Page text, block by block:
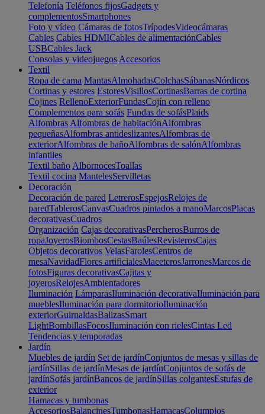
Telefonía Teléfonos fijosGadgets y
complementosSmartphones
Foto y vídeo Cámaras de fotosTrípodesVideocámaras
Cables Cables HDMICables de alimentaciónCables
USBCables Jack
Consolas y videojuegos Accesorios
Textil
Ropa de cama MantasAlmohadasColchasSábanasNórdicos
Cortinas y estores EstoresVisillosCortinasBarras de cortina
Cojines RellenoExteriorFundasCojín con relleno
Complementos para sofás Fundas de sofásPlaids
Alfombras Alfombras de habitaciónAlfombras
pequeñasAlfombras antideslizantesAlfombras de
exteriorAlfombras de bañoAlfombras de salónAlfombras
infantiles
Textil baño AlbornocesToallas
Textil cocina MantelesServilletas
Decoración
Decoración de pared LetrerosEspejosRelojes de
paredTablerosCanvasCuadros pintados a manoMarcosPlacas
decorativasCuadros
Organización Cajas decorativasPercherosBurros de
ropaJoyerosBiombosCestasBaúlesRevisterosCajas
Objetos decorativos VelasFarolesCentros de
mesaNavidadFlores artificialesMaceterosJarronesMarcos de
fotosFiguras decorativasCajitas y
joyerosRelojesAmbientadores
Iluminación LámparasIluminación decorativaIluminación para
mueblesIluminación para dormitorioIluminación
exteriorGuirnaldasBalizasSmart
LightBombillasFocosIluminación con rielesCintas Led
Tendencias y temporadas
Jardín
Muebles de jardín Set de jardínConjuntos de mesas y sillas de
jardínSillas de jardínMesas de jardínConjuntos de sofás de
jardínSofás jardínBancos de jardínSillas colgantesEstufas de
exterior
Hamacas y tumbonas
AccesoriosBalancinesTumbonasHamacasColumpios